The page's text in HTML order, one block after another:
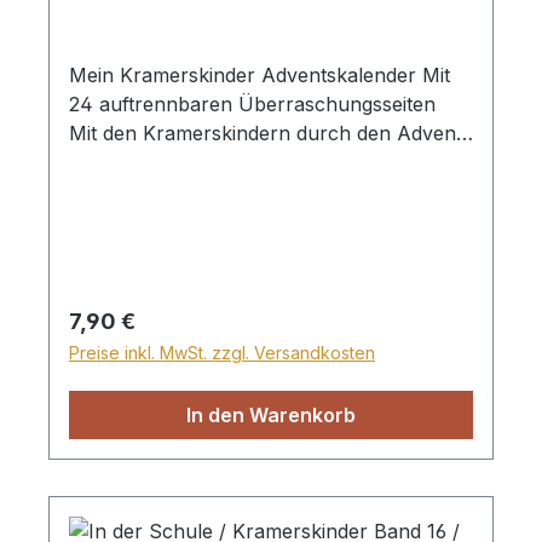
Mein Kramerskinder Adventskalender Mit
24 auftrennbaren Überraschungsseiten
Mit den Kramerskindern durch den Advent
Regulärer Preis:
7,90 €
Preise inkl. MwSt. zzgl. Versandkosten
In den Warenkorb